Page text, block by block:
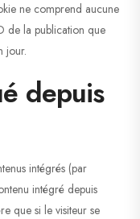
ne comprend aucune
de la publication que
jour.
depuis
intégrés (par
intégré depuis
que si le visiteur se